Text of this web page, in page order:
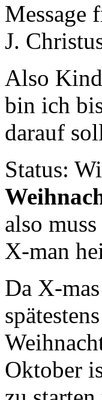
Message
J.
Also
bin ich
darauf
Status:
also
X-man
Da X-
Oktober